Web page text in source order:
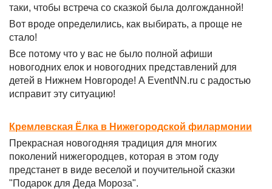
таки, чтобы встреча со сказкой была долгожданной!
Вот вроде определились, как выбирать, а проще не
стало!
Все потому что у вас не было полной афиши
новогодних елок и новогодних представлений для
детей в Нижнем Новгороде! А EventNN.ru с радостью
исправит эту ситуацию!
Кремлевская Ёлка в Нижегородской филармонии
Прекрасная новогодняя традиция для многих
поколений нижегородцев, которая в этом году
предстанет в виде веселой и поучительной сказки
"Подарок для Деда Мороза".